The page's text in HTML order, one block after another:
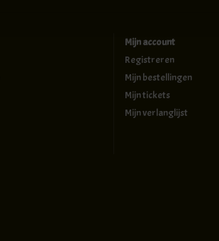
Mijn account
Registreren
Mijn bestellingen
Mijn tickets
Mijn verlanglijst